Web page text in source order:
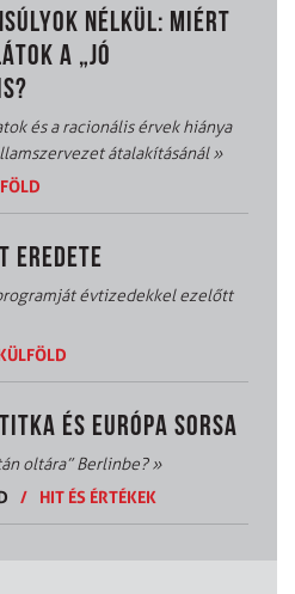
NÉLKÜL: MIÉRT
A „JÓ
és a racionális érvek hiánya
átalakításánál»
EREDETE
évtizedekkel ezelőtt
ÉS EURÓPA SORSA
oltára” Berlinbe?»
/ HIT ÉS ÉRTÉKEK